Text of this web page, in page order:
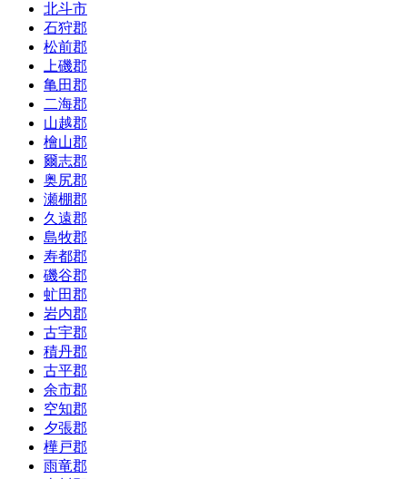
北斗市
石狩郡
松前郡
上磯郡
亀田郡
二海郡
山越郡
檜山郡
爾志郡
奥尻郡
瀬棚郡
久遠郡
島牧郡
寿都郡
磯谷郡
虻田郡
岩内郡
古宇郡
積丹郡
古平郡
余市郡
空知郡
夕張郡
樺戸郡
雨竜郡